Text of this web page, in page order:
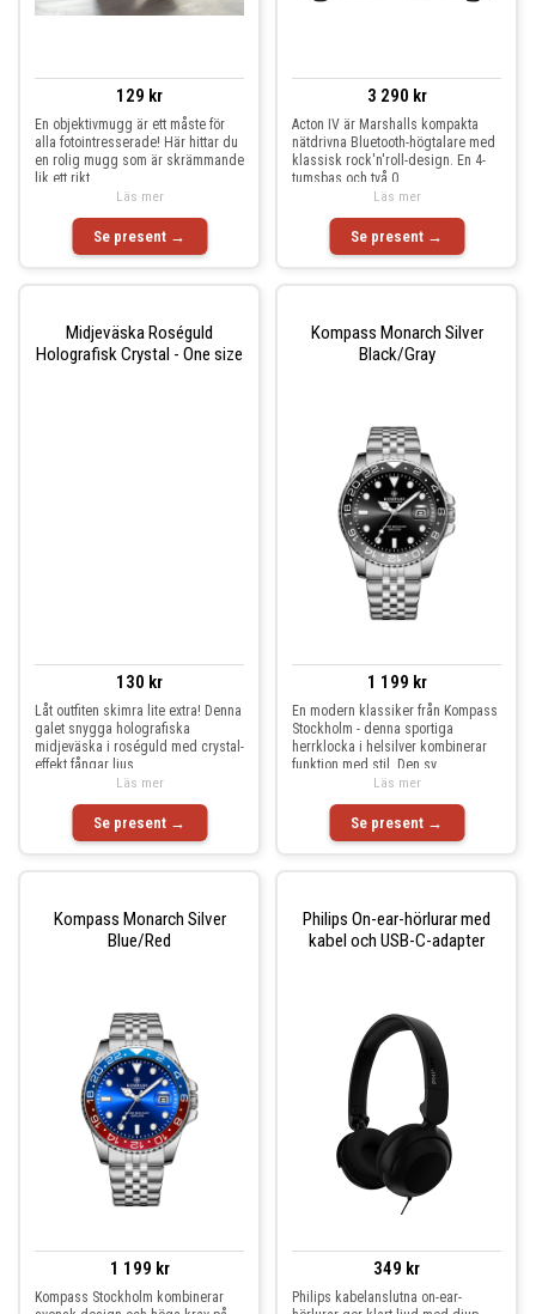
129 kr
En objektivmugg är ett måste för
alla fotointresserade! Här hittar du
en rolig mugg som är skrämmande
lik ett rikt
Se present →
Läs mer
3 290 kr
Acton IV är Marshalls kompakta
nätdrivna Bluetooth-högtalare med
klassisk rock'n'roll-design. En 4-
tumsbas och två 0
Se present →
Läs mer
Midjeväska Roséguld
Holografisk Crystal - One size
130 kr
Låt outfiten skimra lite extra! Denna
galet snygga holografiska
midjeväska i roséguld med crystal-
effekt fångar ljus
Se present →
Läs mer
Kompass Monarch Silver
Black/Gray
1 199 kr
En modern klassiker från Kompass
Stockholm - denna sportiga
herrklocka i helsilver kombinerar
funktion med stil. Den sv
Se present →
Läs mer
Kompass Monarch Silver
Blue/Red
1 199 kr
Kompass Stockholm kombinerar
Philips On-ear-hörlurar med
kabel och USB-C-adapter
349 kr
Philips kabelanslutna on-ear-